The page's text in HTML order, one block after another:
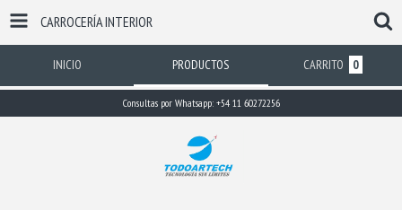
CARROCERÍA INTERIOR
INICIO PRODUCTOS CARRITO 0
Consultas por Whatsapp: +54 11 60272256